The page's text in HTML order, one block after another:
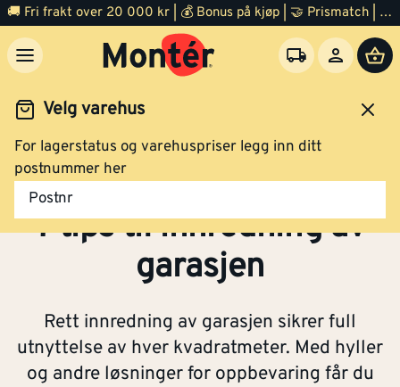
🚚 Fri frakt over 20 000 kr | 💰 Bonus på kjøp | 🤝 Prismatch | ⭐ 100% fornøyd garanti | 🏪 140 byggevarehus
Velg varehus
For lagerstatus og varehuspriser legg inn ditt
postnummer her
Postnr
bygger du garasje
7 tips til innredning av
garasjen
Rett innredning av garasjen sikrer full
utnyttelse av hver kvadratmeter. Med hyller
og andre løsninger for oppbevaring får du